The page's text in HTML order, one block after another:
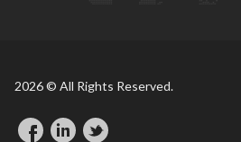
2026 © All Rights Reserved.